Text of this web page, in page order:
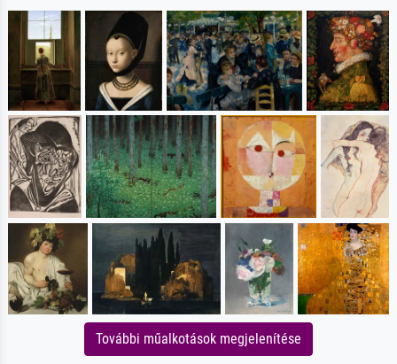
További műalkotások megjelenítése